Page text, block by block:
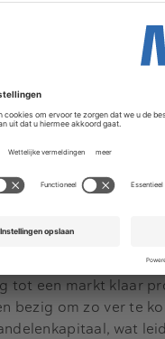
is producent van
Freijser over deze
maakt dan
van dit soort
erg interessante
ontwikkelingen
is daarin van
capital
Azafaros. Dat bedrijf
tot een markt klaar
bezig om zo ver te
wat